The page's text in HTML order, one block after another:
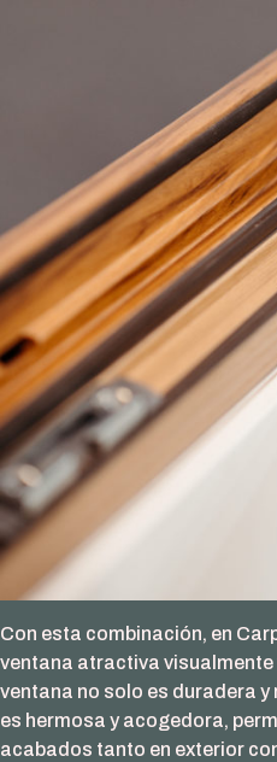
Con esta combinación, en
ventana atractiva
ventana no solo es duradera
es hermosa y acogedora,
acabados tanto en exterior